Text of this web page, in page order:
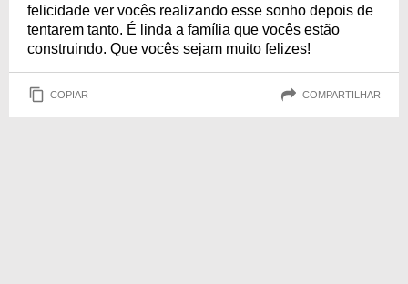
felicidade ver vocês realizando esse sonho depois de
tentarem tanto. É linda a família que vocês estão
construindo. Que vocês sejam muito felizes!
COPIAR COMPARTILHAR